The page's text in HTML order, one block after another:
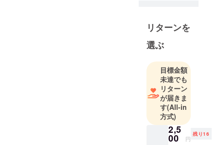
リターンを
選ぶ
目標金額
未達でも
リターン
が届きま
す(All-in
方式)
2,5
00 円
残り16